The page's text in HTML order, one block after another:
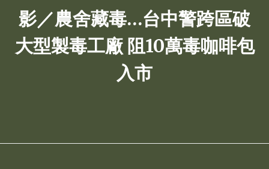
影／農舍藏毒…台中警跨區破
大型製毒工廠 阻10萬毒咖啡包
入市